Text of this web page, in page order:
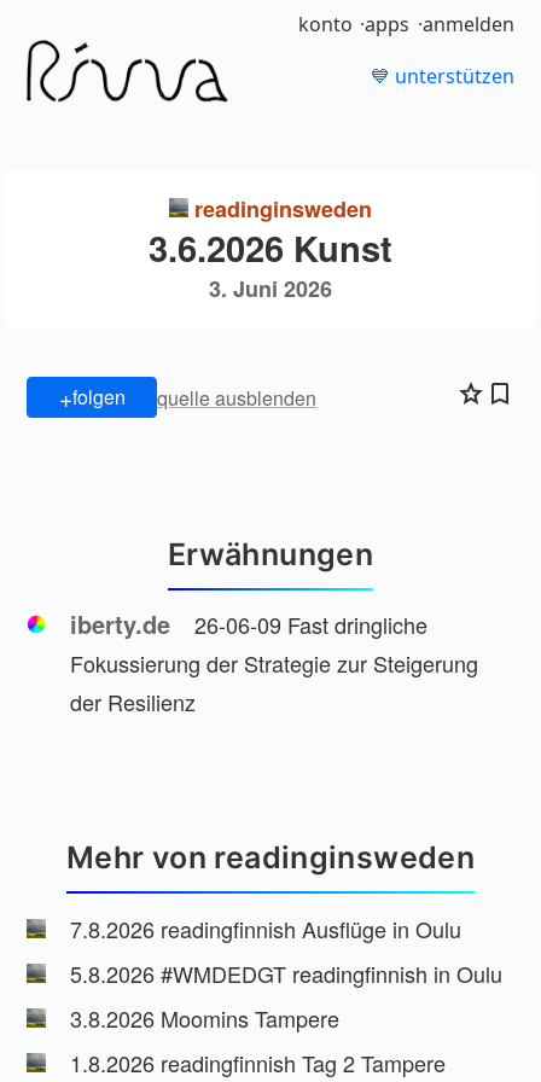
konto apps anmelden
💙 unterstützen
readinginsweden
3.6.2026 Kunst
3. Juni 2026
+folgen quelle ausblenden
Erwähnungen
iberty.de
26-06-09 Fast dringliche
Fokussierung der Strategie zur Steigerung
der Resilienz
Mehr von readinginsweden
7.8.2026 readingfinnish Ausflüge in Oulu
5.8.2026 #WMDEDGT readingfinnish in Oulu
3.8.2026 Moomins Tampere
1.8.2026 readingfinnish Tag 2 Tampere